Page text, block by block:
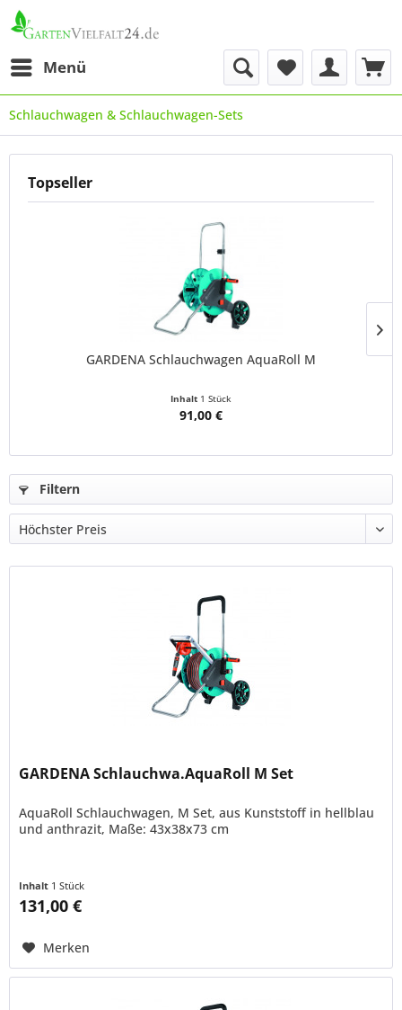
Menü
Schlauchwagen & Schlauchwagen-Sets
Topseller
GARDENA Schlauchwagen AquaRoll M
Inhalt 1 Stück
91,00 €
Filtern
GARDENA Schlauchwa.AquaRoll M Set
AquaRoll Schlauchwagen, M Set, aus Kunststoff in hellblau
und anthrazit, Maße: 43x38x73 cm
Inhalt 1 Stück
131,00 €
Merken